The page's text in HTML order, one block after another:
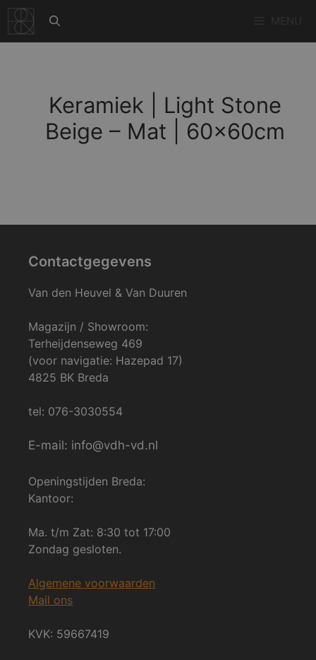
naar
de
Keramiek | Light Stone
Beige – Mat | 60x60cm
Contactgegevens
Van den Heuvel & Van Duuren
Magazijn / Showroom:
Terheijdenseweg 469
(voor navigatie: Hazepad 17)
4825 BK Breda
tel: 076-3030554
E-mail: info@vdh-vd.nl
Openingstijden Breda:
Kantoor:
Ma. t/m Zat: 8:30 tot 17:00
Zondag gesloten.
Algemene voorwaarden
Mail ons
KVK: 59667419